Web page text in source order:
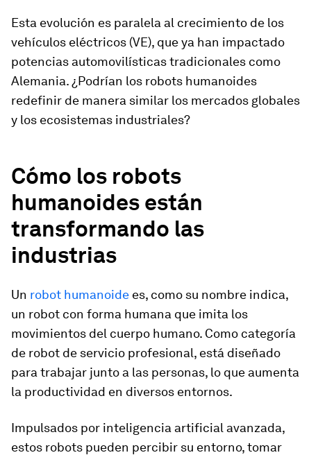
Esta evolución es paralela al crecimiento de los
vehículos eléctricos (VE), que ya han impactado
potencias automovilísticas tradicionales como
Alemania. ¿Podrían los robots humanoides
redefinir de manera similar los mercados globales
y los ecosistemas industriales?
Cómo los robots
humanoides están
transformando las
industrias
Un robot humanoide es, como su nombre indica,
un robot con forma humana que imita los
movimientos del cuerpo humano. Como categoría
de robot de servicio profesional, está diseñado
para trabajar junto a las personas, lo que aumenta
la productividad en diversos entornos.
Impulsados por inteligencia artificial avanzada,
estos robots pueden percibir su entorno, tomar